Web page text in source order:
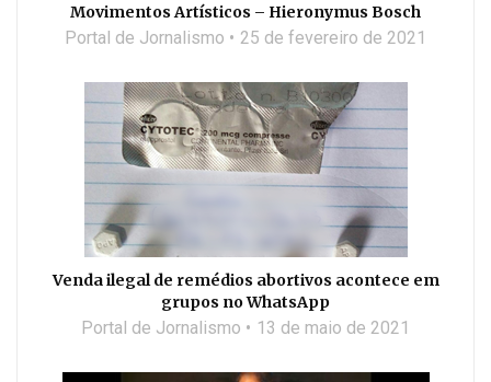
Movimentos Artísticos – Hieronymus Bosch
Portal de Jornalismo 25 de fevereiro de 2021
Venda ilegal de remédios abortivos acontece em
grupos no WhatsApp
Portal de Jornalismo 13 de maio de 2021